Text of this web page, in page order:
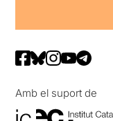
Amb el suport de